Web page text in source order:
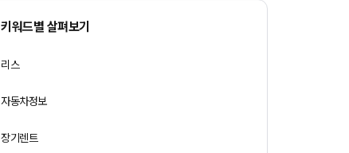
키워드별 살펴보기
리스
자동차정보
장기렌트